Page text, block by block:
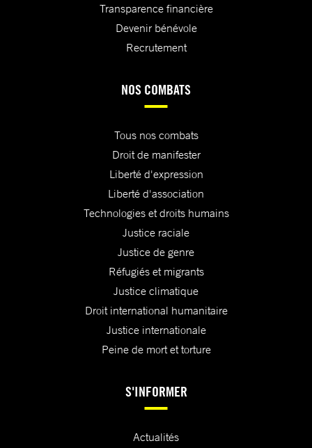
Transparence financière
Devenir bénévole
Recrutement
NOS COMBATS
Tous nos combats
Droit de manifester
Liberté d'expression
Liberté d'association
Technologies et droits humains
Justice raciale
Justice de genre
Réfugiés et migrants
Justice climatique
Droit international humanitaire
Justice internationale
Peine de mort et torture
S'INFORMER
Actualités